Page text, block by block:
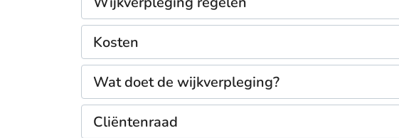
Kosten
Wat doet de wijkverpleging?
Cliëntenraad